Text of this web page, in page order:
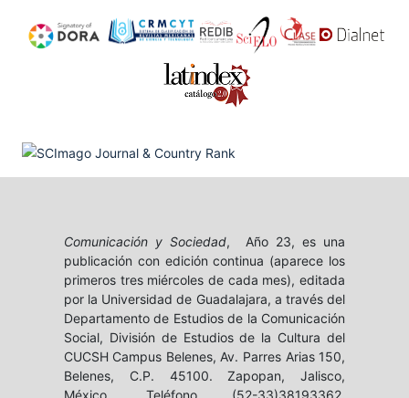
Comunicación y Sociedad, Año 23, es una
publicación con edición continua (aparece los
primeros tres miércoles de cada mes), editada
por la Universidad de Guadalajara, a través del
Departamento de Estudios de la Comunicación
Social, División de Estudios de la Cultura del
CUCSH Campus Belenes, Av. Parres Arias 150,
Belenes, C.P. 45100. Zapopan, Jalisco,
México, Teléfono (52-33)38193362,